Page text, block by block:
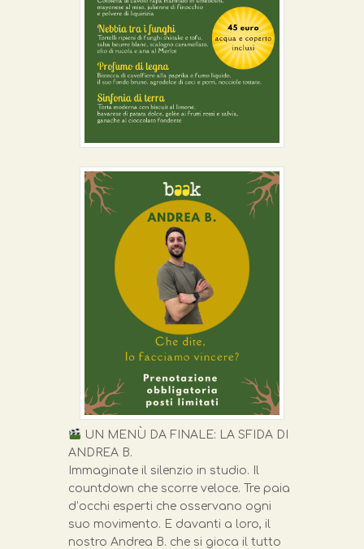
UN MENÙ DA FINALE: LA SFIDA DI
ANDREA B.
Immaginate il silenzio in studio. Il
countdown che scorre veloce. Tre paia
d’occhi esperti che osservano ogni
suo movimento. E davanti a loro, il
nostro Andrea B. che si gioca il tutto